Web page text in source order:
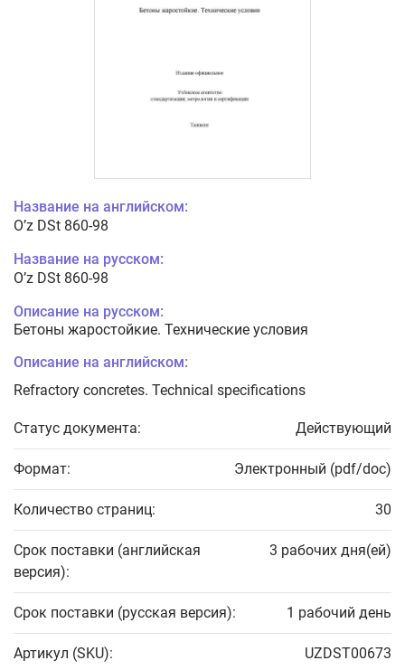
Название на английском:
O’z DSt 860-98
Название на русском:
O’z DSt 860-98
Описание на русском:
Бетоны жаростойкие. Технические условия
Описание на английском:
Refractory concretes. Technical specifications
Статус документа: Действующий
Формат: Электронный (pdf/doc)
Количество страниц: 30
Срок поставки (английская
версия):
3 рабочих дня(ей)
Срок поставки (русская версия): 1 рабочий день
Артикул (SKU): UZDST00673